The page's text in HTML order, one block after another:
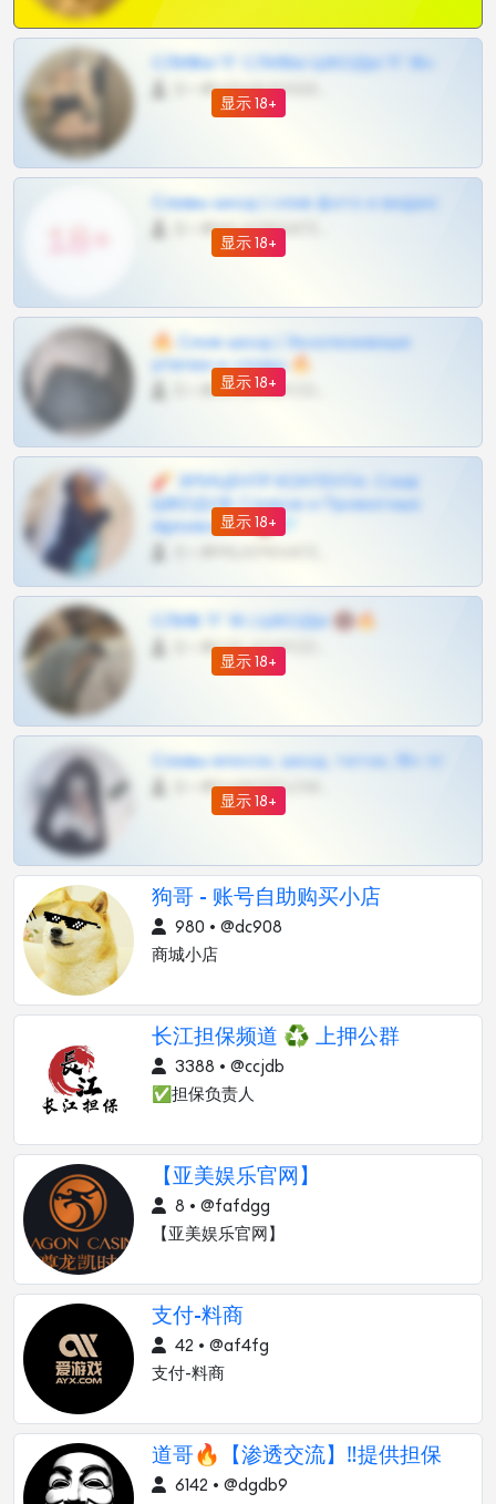
显示 18+
СЛИВЫ ТГ СЛИВЫ ШКОДЫ ТГ 18+
显示 18+
Сливы шкод | слив фото и видео
显示 18+
🔥 Слив шкод | Эксклюзивные
утечки и сливы 🔥
显示 18+
🧨 ЭПИЦЕНТР КОНТЕНТА: Слив
ШКОДОВ Сливов и Приватных
Архивов ТГ 🔞💎
显示 18+
СЛИВ ТГ 18 | ШКОДЫ 🔞🔥
显示 18+
Сливы вписок, шкод, теток, 18+ тг
狗哥 - 账号自助购买小店
980 • @dc908
商城小店
长江担保频道 ♻ 上押公群
3388 • @ccjdb
✅担保负责人
【亚美娱乐官网】
8 • @fafdgg
【亚美娱乐官网】
支付-料商
42 • @af4fg
支付-料商
道哥🔥【渗透交流】‼️提供担保
6142 • @dgdb9